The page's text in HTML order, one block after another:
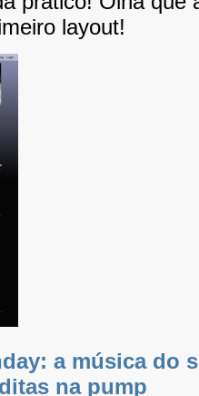
layout!
a música do
na pump